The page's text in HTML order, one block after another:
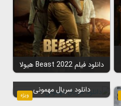
دانلود فیلم Beast 2022 هیولا
ویژه
دانلود سریال مهمونی